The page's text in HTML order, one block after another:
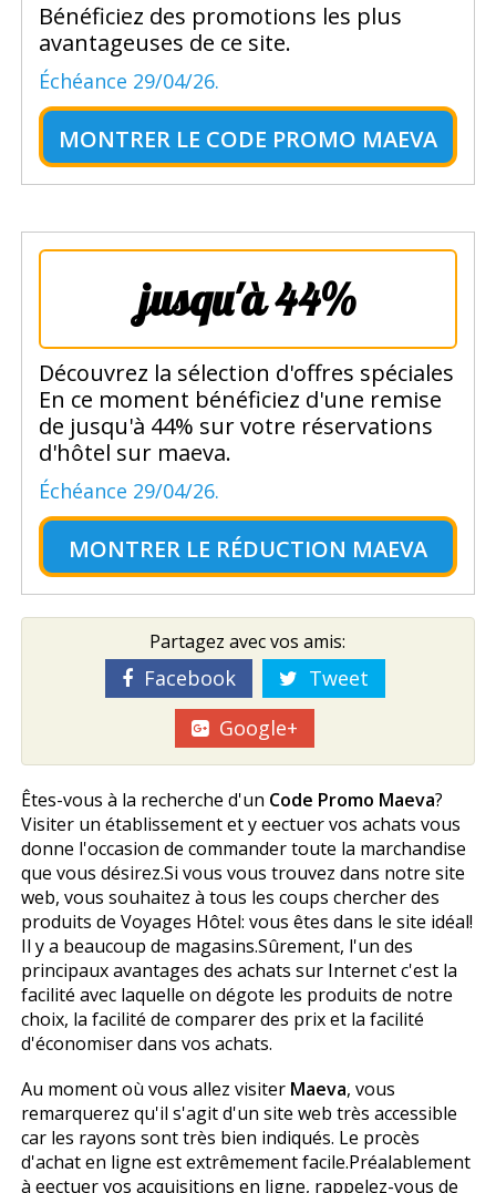
Bénéficiez des promotions les plus
avantageuses de ce site.
Échéance 29/04/26.
MONTRER LE CODE PROMO MAEVA
jusqu'à 44%
Découvrez la sélection d'offres spéciales
En ce moment bénéficiez d'une remise
de jusqu'à 44% sur votre réservations
d'hôtel sur maeva.
Échéance 29/04/26.
MONTRER LE RÉDUCTION MAEVA
Partagez avec vos amis:
Facebook
Tweet
Google+
Êtes-vous à la recherche d'un Code Promo Maeva?
Visiter un établissement et y effectuer vos achats vous
donne l'occasion de commander toute la marchandise
que vous désirez.Si vous vous trouvez dans notre site
web, vous souhaitez à tous les coups chercher des
produits de Voyages Hôtel: vous êtes dans le site idéal!
Il y a beaucoup de magasins.Sûrement, l'un des
principaux avantages des achats sur Internet c'est la
facilité avec laquelle on dégote les produits de notre
choix, la facilité de comparer des prix et la facilité
d'économiser dans vos achats.
Au moment où vous allez visiter Maeva, vous
remarquerez qu'il s'agit d'un site web très accessible
car les rayons sont très bien indiqués. Le procès
d'achat en ligne est extrêmement facile.Préalablement
à effectuer vos acquisitions en ligne, rappelez-vous de